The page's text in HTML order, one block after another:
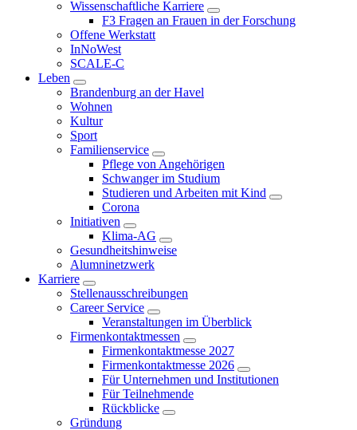
Wissenschaftliche Karriere
F3 Fragen an Frauen in der Forschung
Offene Werkstatt
InNoWest
SCALE-C
Leben
Brandenburg an der Havel
Wohnen
Kultur
Sport
Familienservice
Pflege von Angehörigen
Schwanger im Studium
Studieren und Arbeiten mit Kind
Corona
Initiativen
Klima-AG
Gesundheitshinweise
Alumninetzwerk
Karriere
Stellenausschreibungen
Career Service
Veranstaltungen im Überblick
Firmenkontaktmessen
Firmenkontaktmesse 2027
Firmenkontaktmesse 2026
Für Unternehmen und Institutionen
Für Teilnehmende
Rückblicke
Gründung